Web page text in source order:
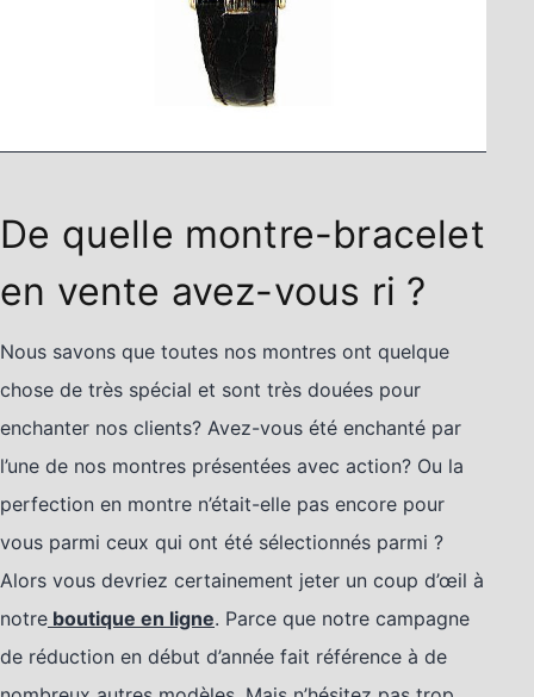
De quelle montre-bracelet
en vente avez-vous ri ?
Nous savons que toutes nos montres ont quelque
chose de très spécial et sont très douées pour
enchanter nos clients? Avez-vous été enchanté par
l’une de nos montres présentées avec action? Ou la
perfection en montre n’était-elle pas encore pour
vous parmi ceux qui ont été sélectionnés parmi ?
Alors vous devriez certainement jeter un coup d’œil à
notre boutique en ligne. Parce que notre campagne
de réduction en début d’année fait référence à de